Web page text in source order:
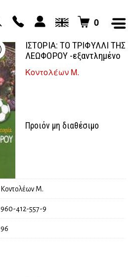
0
ΙΣΤΟΡΙΑ: ΤΟ ΤΡΙΦΥΛΛΙ ΤΗΣ
ΛΕΩΦΟΡΟΥ -εξαντλημένο
Κοντολέων Μ.
Προιόν μη διαθέσιμο
Κοντολέων Μ.
960-412-557-9
96